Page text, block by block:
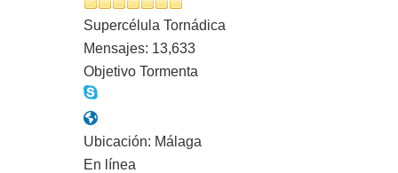
Supercélula Tornádica
Mensajes: 13,633
Objetivo Tormenta
Ubicación: Málaga
En línea